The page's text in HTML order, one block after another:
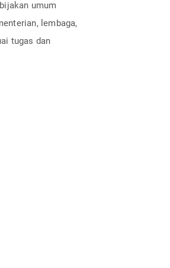
umum
lembaga,
tugas dan